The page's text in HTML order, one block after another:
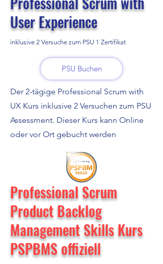
User Experience
inklusive 2 Versuche zum PSU 1 Zertifikat
PSU Buchen
Der 2-tägige Professional Scrum with
UX Kurs inklusive 2 Versuchen zum PSU
Assessment. Dieser Kurs kann Online
oder vor Ort gebucht werden
Professional Scrum
Product Backlog
Management Skills Kurs
PSPBMS offiziell